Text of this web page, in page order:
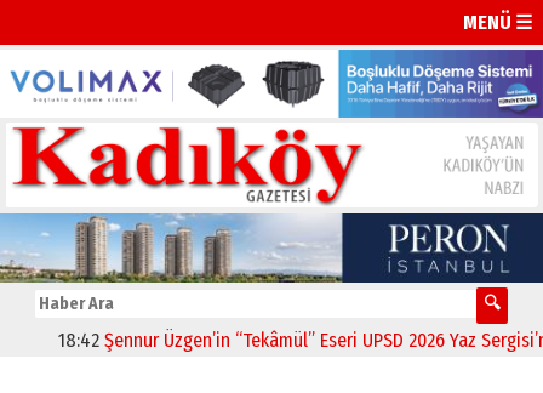
MENÜ ☰
18:42 Şennur Üzgen’in “Tekâmül” Eseri UPSD 2026 Yaz